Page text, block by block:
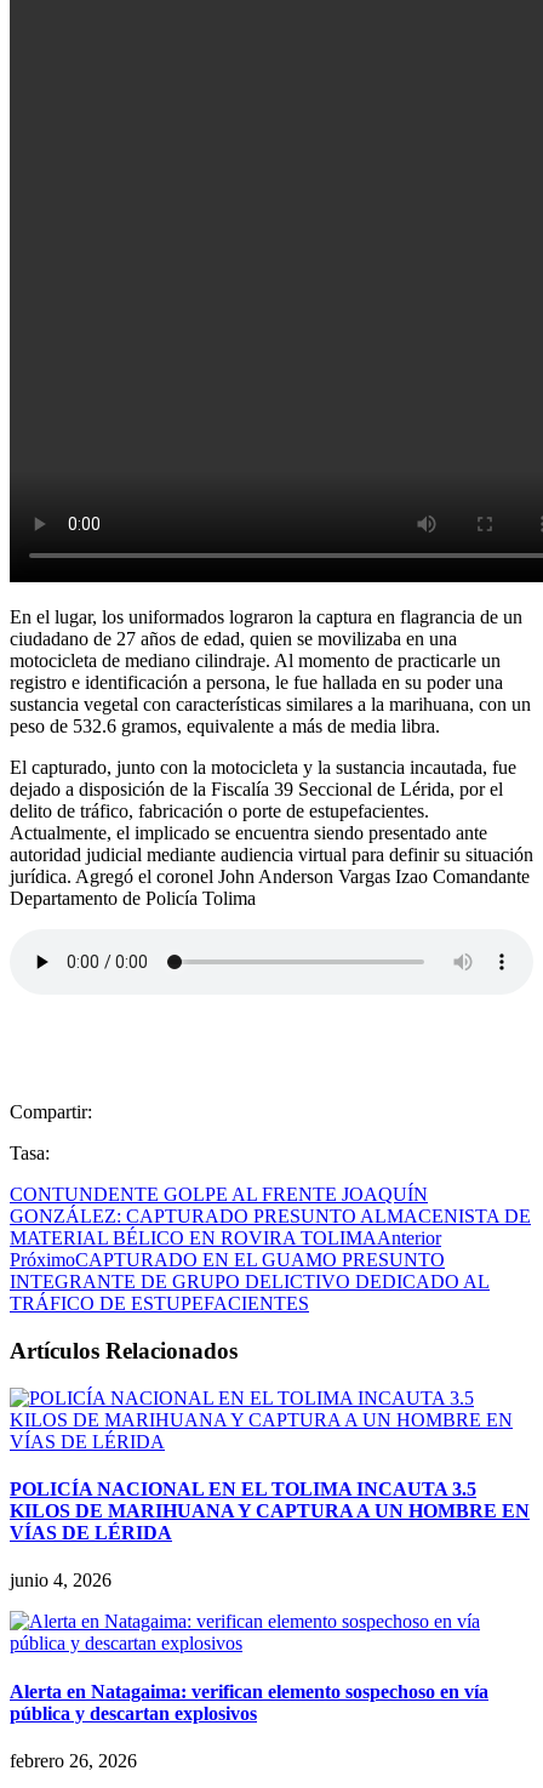
En el lugar, los uniformados lograron la captura en flagrancia de un
ciudadano de 27 años de edad, quien se movilizaba en una
motocicleta de mediano cilindraje. Al momento de practicarle un
registro e identificación a persona, le fue hallada en su poder una
sustancia vegetal con características similares a la marihuana, con un
peso de 532.6 gramos, equivalente a más de media libra.
El capturado, junto con la motocicleta y la sustancia incautada, fue
dejado a disposición de la Fiscalía 39 Seccional de Lérida, por el
delito de tráfico, fabricación o porte de estupefacientes.
Actualmente, el implicado se encuentra siendo presentado ante
autoridad judicial mediante audiencia virtual para definir su situación
jurídica. Agregó el coronel John Anderson Vargas Izao Comandante
Departamento de Policía Tolima
Compartir:
Tasa:
CONTUNDENTE GOLPE AL FRENTE JOAQUÍN
GONZÁLEZ: CAPTURADO PRESUNTO ALMACENISTA DE
MATERIAL BÉLICO EN ROVIRA TOLIMAAnterior
PróximoCAPTURADO EN EL GUAMO PRESUNTO
INTEGRANTE DE GRUPO DELICTIVO DEDICADO AL
TRÁFICO DE ESTUPEFACIENTES
Artículos Relacionados
POLICÍA NACIONAL EN EL TOLIMA INCAUTA 3.5
KILOS DE MARIHUANA Y CAPTURA A UN HOMBRE EN
VÍAS DE LÉRIDA
junio 4, 2026
Alerta en Natagaima: verifican elemento sospechoso en vía
pública y descartan explosivos
febrero 26, 2026